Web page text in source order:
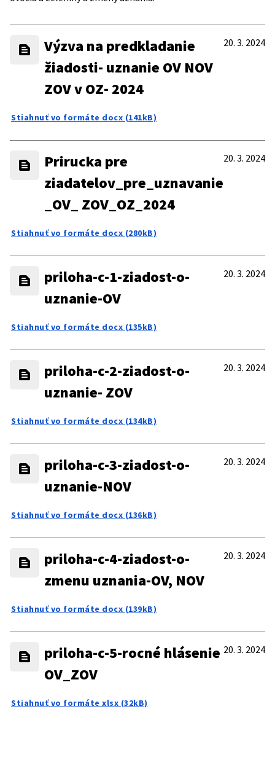
Výzva na predkladanie
žiadosti- uznanie OV NOV
ZOV v OZ- 2024
20. 3. 2024
Stiahnuť vo formáte docx (141kB)
Prirucka pre
ziadatelov_pre_uznavanie
_OV_ ZOV_OZ_2024
20. 3. 2024
Stiahnuť vo formáte docx (280kB)
priloha-c-1-ziadost-o-
uznanie-OV
20. 3. 2024
Stiahnuť vo formáte docx (135kB)
priloha-c-2-ziadost-o-
uznanie- ZOV
20. 3. 2024
Stiahnuť vo formáte docx (134kB)
priloha-c-3-ziadost-o-
uznanie-NOV
20. 3. 2024
Stiahnuť vo formáte docx (136kB)
priloha-c-4-ziadost-o-
zmenu uznania-OV, NOV
20. 3. 2024
Stiahnuť vo formáte docx (139kB)
priloha-c-5-rocné hlásenie
OV_ZOV
20. 3. 2024
Stiahnuť vo formáte xlsx (32kB)